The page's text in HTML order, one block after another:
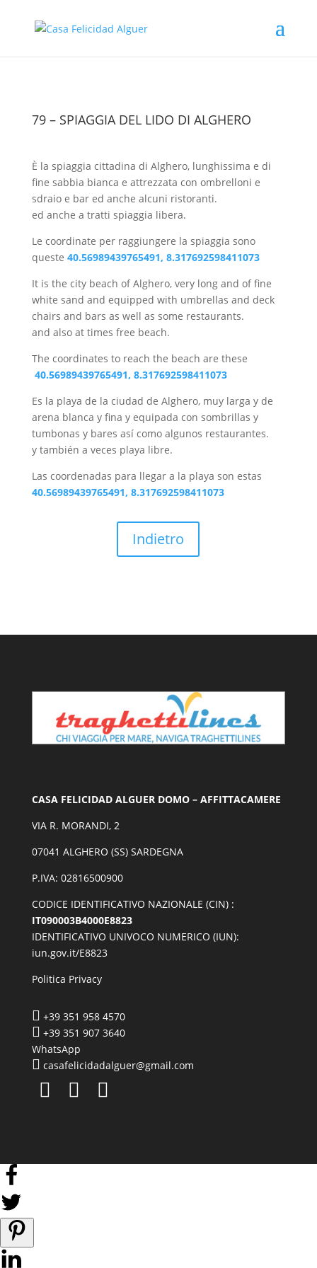
79 – SPIAGGIA DEL LIDO DI ALGHERO
È la spiaggia cittadina di Alghero, lunghissima e di
fine sabbia bianca e attrezzata con ombrelloni e
sdraio e bar ed anche alcuni ristoranti.
ed anche a tratti spiaggia libera.
Le coordinate per raggiungere la spiaggia sono
queste 40.56989439765491, 8.317692598411073
It is the city beach of Alghero, very long and of fine
white sand and equipped with umbrellas and deck
chairs and bars as well as some restaurants.
and also at times free beach.
The coordinates to reach the beach are these
40.56989439765491, 8.317692598411073
Es la playa de la ciudad de Alghero, muy larga y de
arena blanca y fina y equipada con sombrillas y
tumbonas y bares así como algunos restaurantes.
y también a veces playa libre.
Las coordenadas para llegar a la playa son estas
40.56989439765491, 8.317692598411073
Indietro
CASA FELICIDAD ALGUER DOMO – AFFITTACAMERE
VIA R. MORANDI, 2
07041 ALGHERO (SS) SARDEGNA
P.IVA: 02816500900
CODICE IDENTIFICATIVO NAZIONALE (CIN) :
IT090003B4000E8823
IDENTIFICATIVO UNIVOCO NUMERICO (IUN):
iun.gov.it/E8823
Politica Privacy
 +39 351 958 4570
 +39 351 907 3640
WhatsApp
 casafelicidadalguer@gmail.com
  